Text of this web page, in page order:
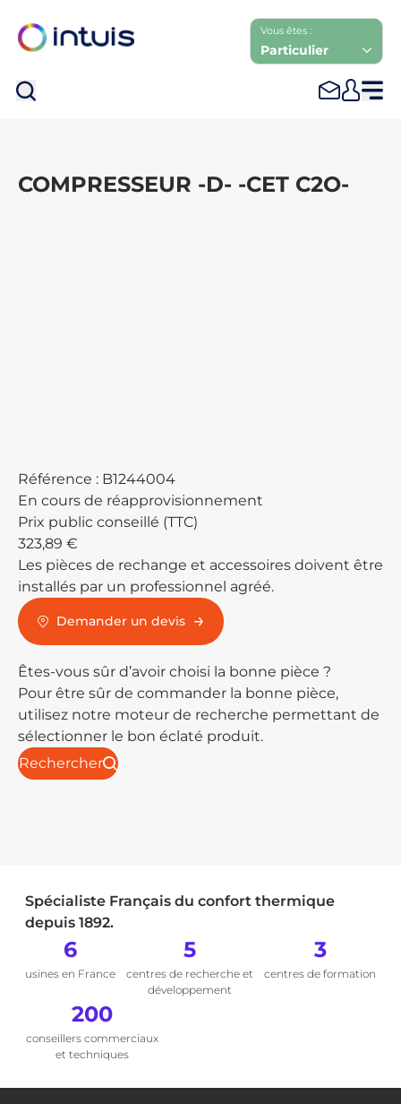
Vous êtes :
Particulier
COMPRESSEUR -D- -CET C2O-
Référence : B1244004
En cours de réapprovisionnement
Prix public conseillé (TTC)
323,89 €
Les pièces de rechange et accessoires doivent être
installés par un professionnel agréé.
Demander un devis
Êtes-vous sûr d’avoir choisi la bonne pièce ?
Pour être sûr de commander la bonne pièce,
utilisez notre moteur de recherche permettant de
sélectionner le bon éclaté produit.
Rechercher
Spécialiste Français du confort thermique
depuis 1892.
6
usines en France
5
centres de recherche et
développement
3
centres de formation
200
conseillers commerciaux
et techniques